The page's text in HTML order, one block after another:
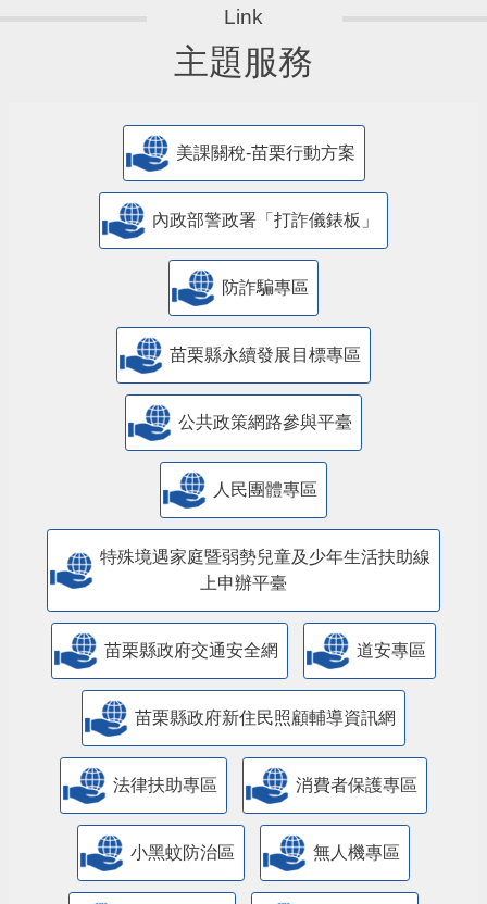
主題服務
美課關稅-苗栗行動方案
內政部警政署「打詐儀錶板」
防詐騙專區
苗栗縣永續發展目標專區
公共政策網路參與平臺
人民團體專區
特殊境遇家庭暨弱勢兒童及少年生活扶助線
上申辦平臺
苗栗縣政府交通安全網 道安專區
苗栗縣政府新住民照顧輔導資訊網
法律扶助專區 消費者保護專區
小黑蚊防治區 無人機專區